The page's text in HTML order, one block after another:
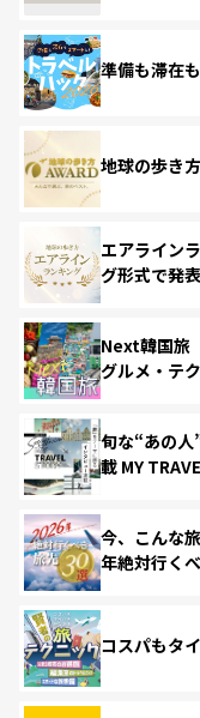
準備も滞在
地球の歩き
エアライン
グ形式で発表
Next韓国旅
グルメ・テ
旬な“あの人
載 MY
今、こんな
年絶対行く
コスパもタ